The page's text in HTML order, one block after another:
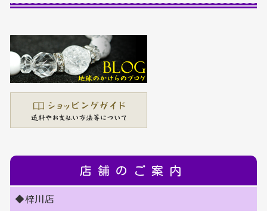
店舗のご案内
◆梓川店